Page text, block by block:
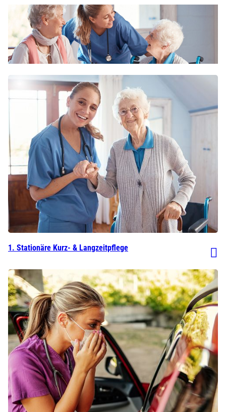
1. Stationäre Kurz- & Langzeitpflege